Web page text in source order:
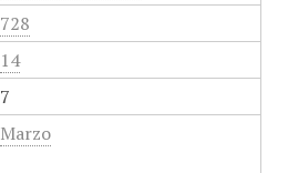
728
14
7
Marzo